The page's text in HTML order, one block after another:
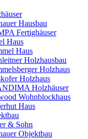
Hausbau
Fertighäuser
Haus
Haus
Holzhausbau
Holzhaus
Holzhaus
Holzhäuser
Wohnblockhaus
Haus
& Sohn
Objektbau